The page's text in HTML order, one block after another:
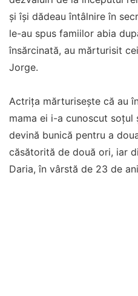
și își dădeau întâlnire în
le-au spus famiilor abia
însărcinată, au mărturisit
Jorge.
Actrița mărturisește că au
mama ei i-a cunoscut soțul
devină bunică pentru a
căsătorită de două ori, iar
Daria, în vârstă de 23 de